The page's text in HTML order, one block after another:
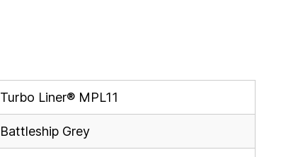
Turbo Liner® MPL11
Battleship Grey